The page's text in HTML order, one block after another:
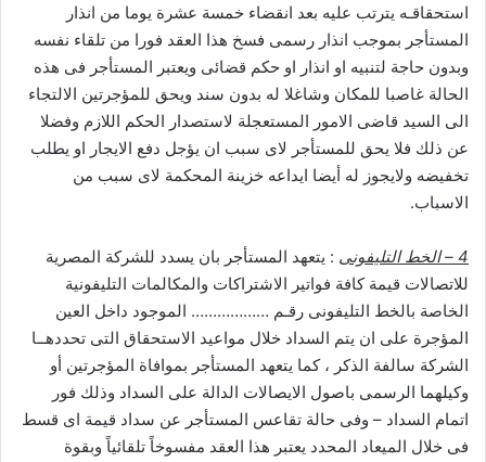
استحقاقـه يترتب عليه بعد انقضاء خمسة عشرة يوما من انذار
المستأجر بموجب انذار رسمى فسخ هذا العقد فورا من تلقاء نفسه
وبدون حاجة لتنبيه او انذار او حكم قضائى ويعتبر المستأجر فى هذه
الحالة غاصبا للمكان وشاغلا له بدون سند ويحق للمؤجرتين الالتجاء
الى السيد قاضى الامور المستعجلة لاستصدار الحكم اللازم وفضلا
عن ذلك فلا يحق للمستأجر لاى سبب ان يؤجل دفع الايجار او يطلب
تخفيضه ولايجوز له أيضا ايداعه خزينة المحكمة لاى سبب من
الاسباب.
4 – الخط التليفونى
: يتعهد المستأجر بان يسدد للشركة المصرية
للاتصالات قيمة كافة فواتير الاشتراكات والمكالمات التليفونية
الخاصة بالخط التليفونى رقـم ……………… الموجود داخل العين
المؤجرة على ان يتم السداد خلال مواعيد الاستحقاق التى تحددهــا
الشركة سالفة الذكر ، كما يتعهد المستأجر بموافاة المؤجرتين أو
وكيلهما الرسمى باصول الايصالات الدالة على السداد وذلك فور
اتمام السداد – وفى حالة تقاعس المستأجر عن سداد قيمة اى قسط
فى خلال الميعاد المحدد يعتبر هذا العقد مفسوخاً تلقائياً وبقوة